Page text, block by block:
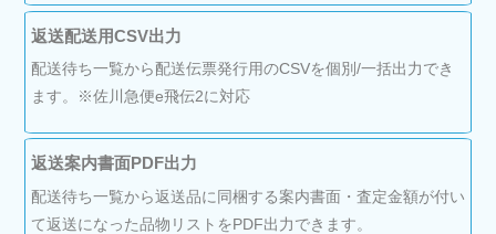
返送配送用CSV出力
配送待ち一覧から配送伝票発行用のCSVを個別/一括出力でき
ます。※佐川急便e飛伝2に対応
返送案内書面PDF出力
配送待ち一覧から返送品に同梱する案内書面・査定金額が付い
て返送になった品物リストをPDF出力できます。